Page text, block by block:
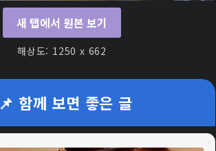
새 탭에서 원본 보기
해상도: 1250 x 662
📌 함께 보면 좋은 글